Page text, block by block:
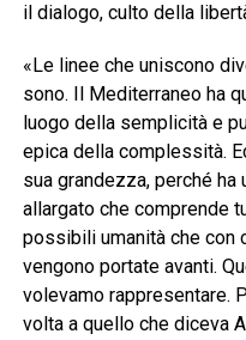
il dialogo, culto della
«Le linee che uniscono
sono. Il Mediterraneo ha
luogo della semplicità e
epica della complessità.
sua grandezza, perché
allargato che comprende
possibili umanità che con
vengono portate avanti.
volevamo rappresentare.
volta a quello che diceva